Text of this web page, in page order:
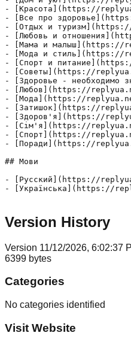
- [Красота](https://
- [Все про
- [Отдых и
- [Любовь и
- [Мама и малыш](https://
- [Мода и стиль](https://
- [Спорт и
- [Советы](https://
- [Здоровье - необходимо
- [Любов](https://
- [Мода](https://
- [Затишок](https://
- [Здоров'я](https://
- [Сім'я](https://
- [Спорт](https://
- [Поради](https://
## Мови
- [Русский](https://
- [Українська](https://
Version History
Version 11/12/2026, 6:02:37
6399 bytes
Categories
No categories identified
Visit Website